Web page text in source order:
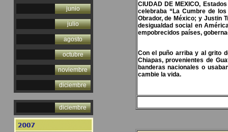
junio
julio
agosto
octubre
noviembre
diciembre
diciembre
CIUDAD DE MEXICO,
celebraba “La Cumbre de
Obrador, de México; y Justin
desigualdad social en
empobrecidos países,
Con el puño arriba y al grito
Chiapas, provenientes de
banderas nacionales o
cambie la vida.